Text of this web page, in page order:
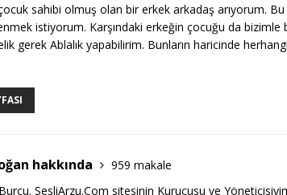
sahibi olmuş olan bir erkek arkadaş arıyorum.
istiyorum. Karşındaki erkeğin çocuğu da bizimle
gerek Ablalık yapabilirim. Bunların haricinde
hakkında
959 makale
SesliArzu.Com sitesinin Kurucusu ve